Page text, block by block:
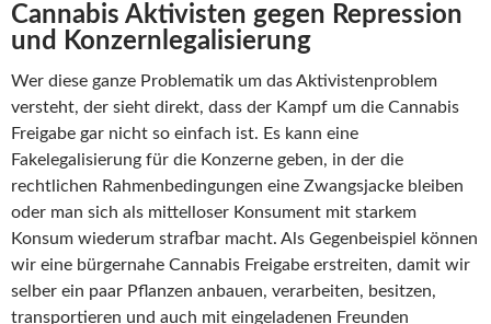
Cannabis Aktivisten gegen Repression
und Konzernlegalisierung
Wer diese ganze Problematik um das Aktivistenproblem
versteht, der sieht direkt, dass der Kampf um die Cannabis
Freigabe gar nicht so einfach ist. Es kann eine
Fakelegalisierung für die Konzerne geben, in der die
rechtlichen Rahmenbedingungen eine Zwangsjacke bleiben
oder man sich als mittelloser Konsument mit starkem
Konsum wiederum strafbar macht. Als Gegenbeispiel können
wir eine bürgernahe Cannabis Freigabe erstreiten, damit wir
selber ein paar Pflanzen anbauen, verarbeiten, besitzen,
transportieren und auch mit eingeladenen Freunden